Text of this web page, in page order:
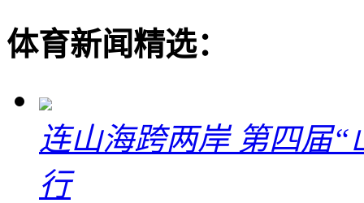
体育新闻精选：
连山海跨两岸 第四届
行